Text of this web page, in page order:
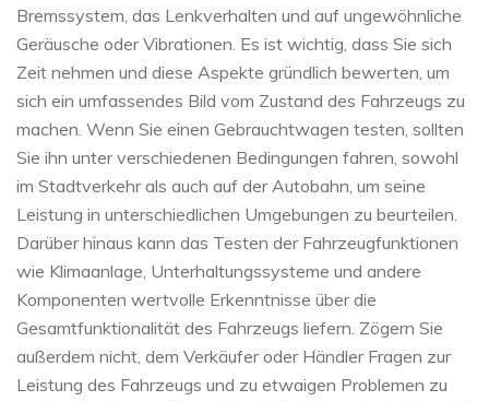
Bremssystem, das Lenkverhalten und auf ungewöhnliche
Geräusche oder Vibrationen. Es ist wichtig, dass Sie sich
Zeit nehmen und diese Aspekte gründlich bewerten, um
sich ein umfassendes Bild vom Zustand des Fahrzeugs zu
machen. Wenn Sie einen Gebrauchtwagen testen, sollten
Sie ihn unter verschiedenen Bedingungen fahren, sowohl
im Stadtverkehr als auch auf der Autobahn, um seine
Leistung in unterschiedlichen Umgebungen zu beurteilen.
Darüber hinaus kann das Testen der Fahrzeugfunktionen
wie Klimaanlage, Unterhaltungssysteme und andere
Komponenten wertvolle Erkenntnisse über die
Gesamtfunktionalität des Fahrzeugs liefern. Zögern Sie
außerdem nicht, dem Verkäufer oder Händler Fragen zur
Leistung des Fahrzeugs und zu etwaigen Problemen zu